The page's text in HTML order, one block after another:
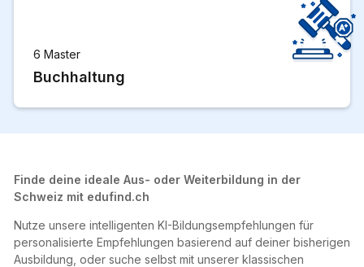
6 Master
Buchhaltung
Finde deine ideale Aus- oder Weiterbildung in der
Schweiz mit edufind.ch
Nutze unsere intelligenten KI-Bildungsempfehlungen für
personalisierte Empfehlungen basierend auf deiner bisherigen
Ausbildung, oder suche selbst mit unserer klassischen